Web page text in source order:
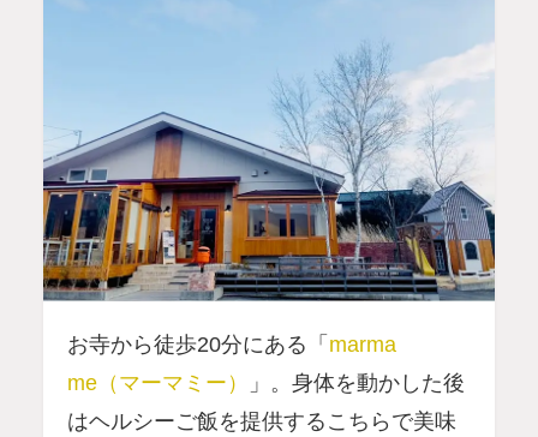
お寺から徒歩20分にある「 marma
me（マーマミー）
」。身体を動かした後
はヘルシーご飯を提供するこちらで美味